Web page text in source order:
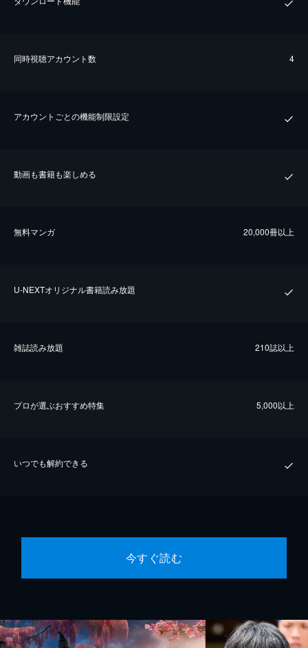
同時視聴アカウント数 4
アカウントごとの機能制限設定
動画も書籍も楽しめる
無料マンガ 20,000冊以上
U-NEXTオリジナル書籍読み放題
雑誌読み放題 210誌以上
プロが選ぶおすすめ特集 5,000以上
いつでも解約できる
今すぐ読む